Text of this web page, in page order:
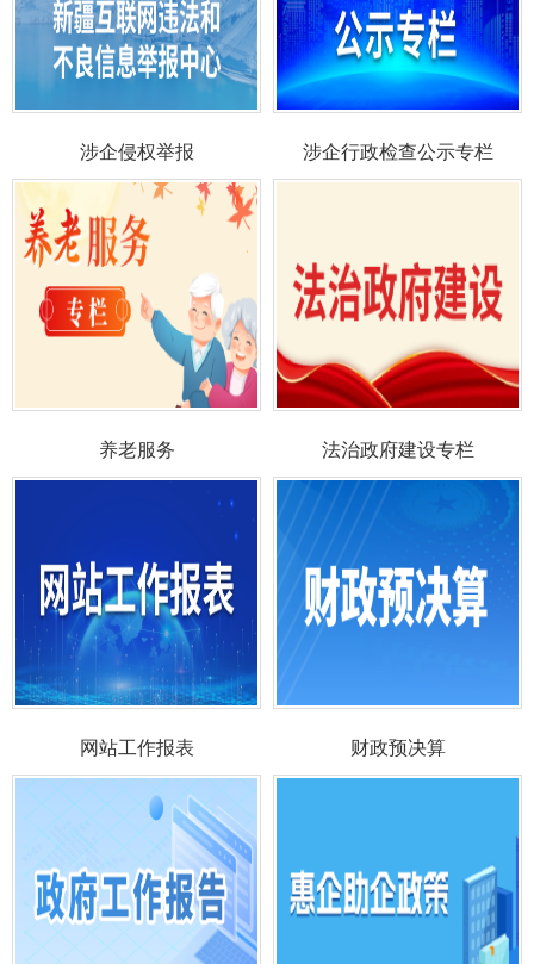
涉企侵权举报 涉企行政检查公示专栏
养老服务 法治政府建设专栏
网站工作报表 财政预决算